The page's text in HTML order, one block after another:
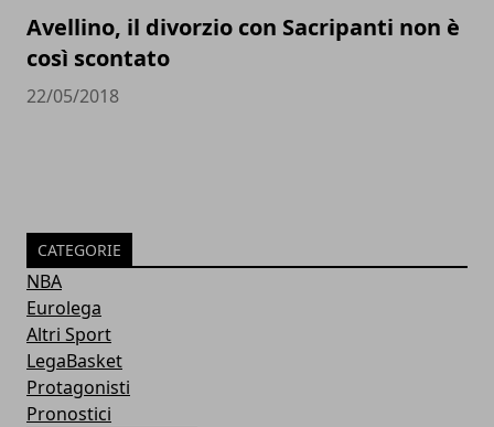
Avellino, il divorzio con Sacripanti non è
così scontato
22/05/2018
CATEGORIE
NBA
Eurolega
Altri Sport
LegaBasket
Protagonisti
Pronostici